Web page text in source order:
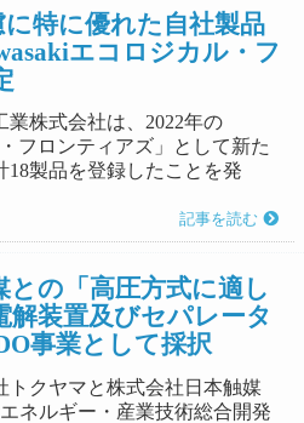
に特に優れた自社製品
エコロジカル・フ
業株式会社は、2022年の
フロンティアズ」として新た
18製品を登録したことを発
記事を読む
との「高圧方式に適し
解装置及びセパレータ
事業として採択
トクヤマと株式会社日本触媒
ネルギー・産業技術総合開発